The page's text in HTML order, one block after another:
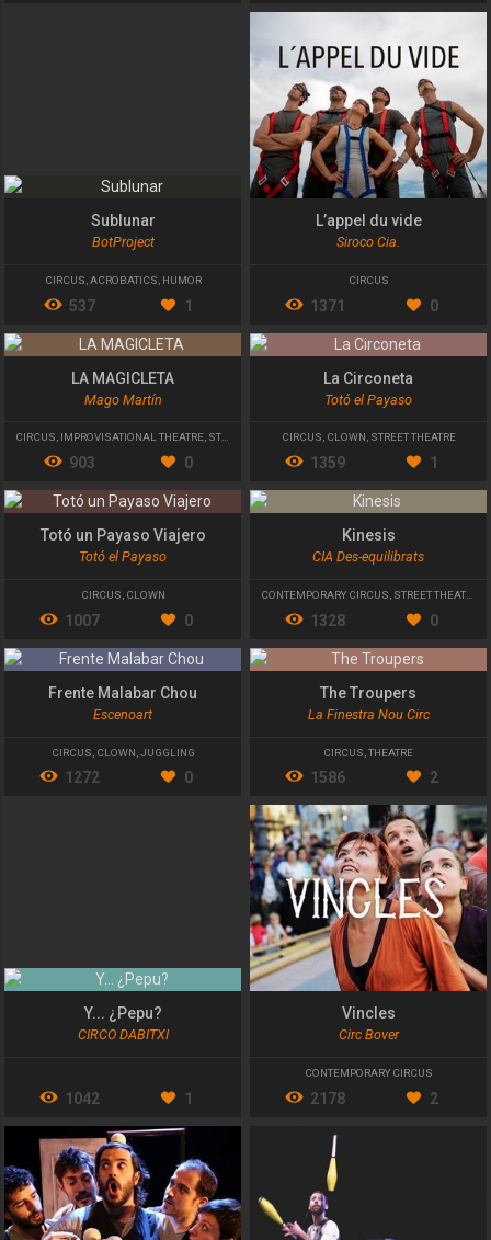
Sublunar
BotProject
CIRCUS ACROBATICS HUMOR
537 1
L’appel du vide
Siroco Cia.
CIRCUS
1371 0
LA MAGICLETA
Mago Martín
CIRCUS, IMPROVISATIONAL THEATRE, STREET MAGIC
903 0
La Circoneta
Totó el Payaso
CIRCUS, CLOWN , STREET THEATRE
1359 1
Totó un Payaso Viajero
Totó el Payaso
CIRCUS CLOWN
1007 0
Kinesis
CIA Des-equilibrats
CONTEMPORARY CIRCUS STREET THEATRE
1328 0
Frente Malabar Chou
Escenoart
CIRCUS CLOWN JUGGLING
1272 0
The Troupers
La Finestra Nou Circ
CIRCUS THEATRE
1586 2
Y... ¿Pepu?
CIRCO DABITXI
1042 1
Vincles
Circ Bover
CONTEMPORARY CIRCUS
2178 2